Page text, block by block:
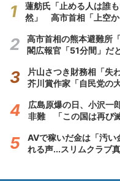
蓮舫氏「止める人は誰
然」 高市首相「上空か
高市首相の熊本避難所
閣広報官「51分間」だ
片山さつき財務相「失
芥川賞作家「自民党の
広島原爆の日、小沢一
非難 「この国は再び
AVで稼いだ金は「汚
れる声...スリムクラブ